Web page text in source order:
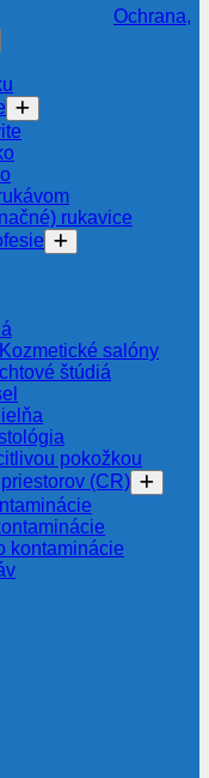
Ochrana,
rukavice
salóny
štúdiá
pokožkou
(CR)
kontaminácie